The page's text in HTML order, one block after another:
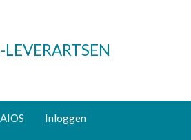
AIOS Inloggen